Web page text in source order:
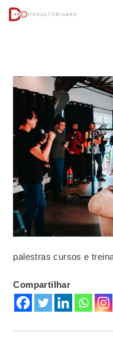
palestras cursos e
Compartilhar